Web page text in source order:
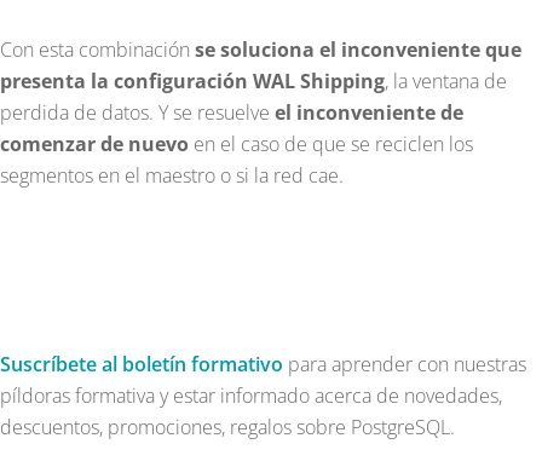
Con esta combinación se soluciona el inconveniente que
presenta la configuración WAL Shipping, la ventana de
perdida de datos. Y se resuelve el inconveniente de
comenzar de nuevo en el caso de que se reciclen los
segmentos en el maestro o si la red cae.
Suscríbete al boletín formativo para aprender con nuestras
píldoras formativa y estar informado acerca de novedades,
descuentos, promociones, regalos sobre PostgreSQL.